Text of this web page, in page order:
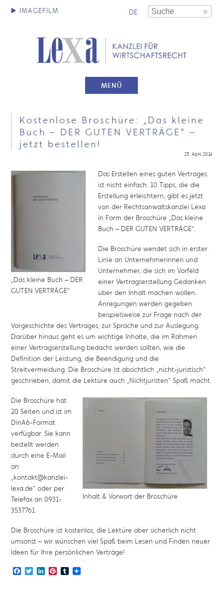
DE
MENÜ
Kostenlose Broschüre: „Das kleine
Buch – DER GUTEN VERTRÄGE“ –
jetzt bestellen!
25. April 2014
„Das kleine Buch – DER
GUTEN VERTRÄGE“
Das Erstellen eines guten Vertrages
ist nicht einfach. 10 Tipps, die die
Erstellung erleichtern, gibt es jetzt
von der Rechtsanwaltskanzlei Lexa
in Form der Broschüre „Das kleine
Buch – DER GUTEN VERTRÄGE“.
Die Broschüre wendet sich in erster
Linie an Unternehmerinnen und
Unternehmer, die sich im Vorfeld
einer Vertragserstellung Gedanken
über den Inhalt machen wollen.
Anregungen werden gegeben
beispielsweise zur Frage nach der
Vorgeschichte des Vertrages, zur Sprache und zur Auslegung.
Darüber hinaus geht es um wichtige Inhalte, die im Rahmen
einer Vertragserstellung bedacht werden sollten, wie die
Definition der Leistung, die Beendigung und die
Streitvermeidung. Die Broschüre ist absichtlich „nicht-juristisch“
geschrieben, damit die Lektüre auch „Nichtjuristen“ Spaß macht.
Inhalt & Vorwort der Broschüre
Die Broschüre hat
20 Seiten und ist im
DinA6-Format
verfügbar. Sie kann
bestellt werden
durch eine E-Mail
an
„kontakt@kanzlei-
lexa.de“ oder per
Telefax an 0931-
3537761.
Die Broschüre ist kostenlos, die Lektüre aber sicherlich nicht
umsonst – wir wünschen viel Spaß beim Lesen und Finden neuer
Ideen für Ihre persönlichen Verträge!
Facebook
TwitterLinkedIn
Pinterest
Tumblr